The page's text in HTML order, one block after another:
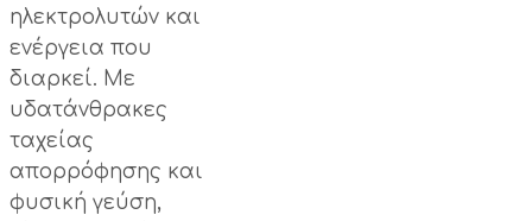
ηλεκτρολυτών και
ενέργεια που
διαρκεί. Με
υδατάνθρακες
ταχείας
απορρόφησης και
φυσική γεύση,